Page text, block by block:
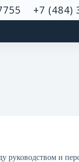
+7 (484)
руководством и